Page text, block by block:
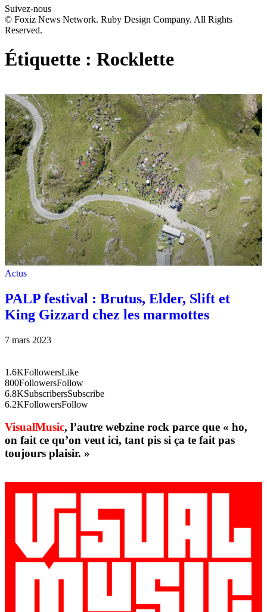
Suivez-nous
© Foxiz News Network. Ruby Design Company. All Rights
Reserved.
Étiquette : Rocklette
Actus
PALP festival : Brutus, Elder, Slift et
King Gizzard chez les marmottes
7 mars 2023
1.6KFollowersLike
800FollowersFollow
6.8KSubscribersSubscribe
6.2KFollowersFollow
VisualMusic, l’autre webzine rock parce que « ho,
on fait ce qu’on veut ici, tant pis si ça te fait pas
toujours plaisir. »